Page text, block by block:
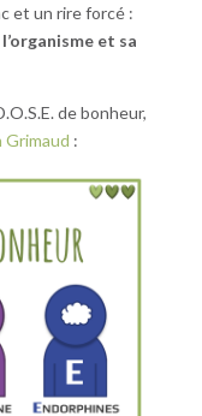
et un rire forcé :
et sa
de bonheur,
Grimaud :